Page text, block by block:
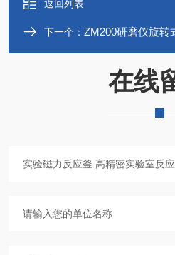
返回列表
下一个： ZM200研磨仪旋转式
在线